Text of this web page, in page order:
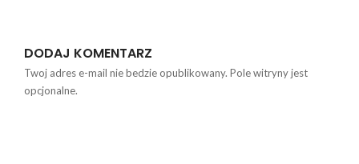
DODAJ KOMENTARZ
Twoj adres e-mail nie bedzie opublikowany. Pole witryny jest
opcjonalne.